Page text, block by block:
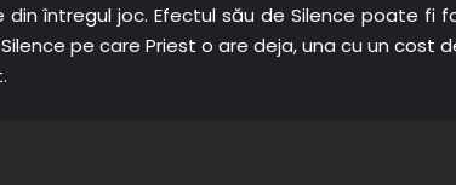
întregul joc. Efectul său de Silence poate fi
pe care Priest o are deja, una cu un cost